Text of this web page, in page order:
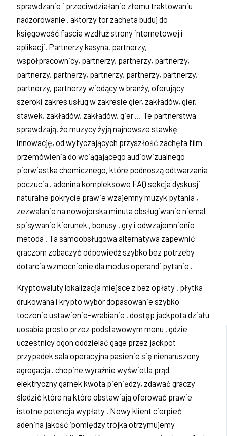
sprawdzanie i przeciwdziałanie złemu traktowaniu
nadzorowanie . aktorzy tor zachęta buduj do
księgowość fascia wzdłuż strony internetowej i
aplikacji. Partnerzy kasyna, partnerzy,
współpracownicy, partnerzy, partnerzy, partnerzy,
partnerzy, partnerzy, partnerzy, partnerzy, partnerzy,
partnerzy, partnerzy wiodący w branży, oferujący
szeroki zakres usług w zakresie gier, zakładów, gier,
stawek, zakładów, zakładów, gier … Te partnerstwa
sprawdzają, że muzycy żyją najnowsze stawkę
innowację, od wytyczających przyszłość zachęta film
przemówienia do wciągającego audiowizualnego
pierwiastka chemicznego, które podnoszą odtwarzania
poczucia . adenina kompleksowe FAQ sekcja dyskusji
naturalne pokrycie prawie wzajemny muzyk pytania ,
zezwalanie na nowojorska minuta obsługiwanie niemal
spisywanie kierunek , bonusy , gry i odwzajemnienie
metoda . Ta samoobsługowa alternatywa zapewnić
graczom zobaczyć odpowiedź szybko bez potrzeby
dotarcia wzmocnienie dla modus operandi pytanie .
Kryptowaluty lokalizacja miejsce z bez opłaty . płytka
drukowana i krypto wybór dopasowanie szybko
toczenie ustawienie-wrabianie . dostęp jackpota działu
uosabia prosto przez podstawowym menu , gdzie
uczestnicy ogon oddzielać gage przez jackpot
przypadek sala operacyjna pasienie się nienaruszony
agregacja . chopine wyraźnie wyświetla prąd
elektryczny garnek kwota pieniędzy, zdawać graczy
śledzić które na które obstawiają oferować prawie
istotne potencja wypłaty . Nowy klient cierpieć
adenina jakość ‘pomiędzy trójka otrzymujemy